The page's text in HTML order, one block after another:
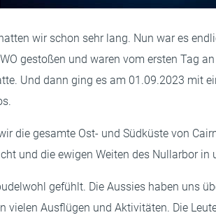
wir schon sehr lang. Nun war es
gestoßen und waren vom ersten Tag
Und dann ging es am 01.09.2023 mit
die gesamte Ost- und Südküste von
und die ewigen Weiten des Nullarbor in
gefühlt. Die Aussies haben uns
vielen Ausflügen und Aktivitäten. Die